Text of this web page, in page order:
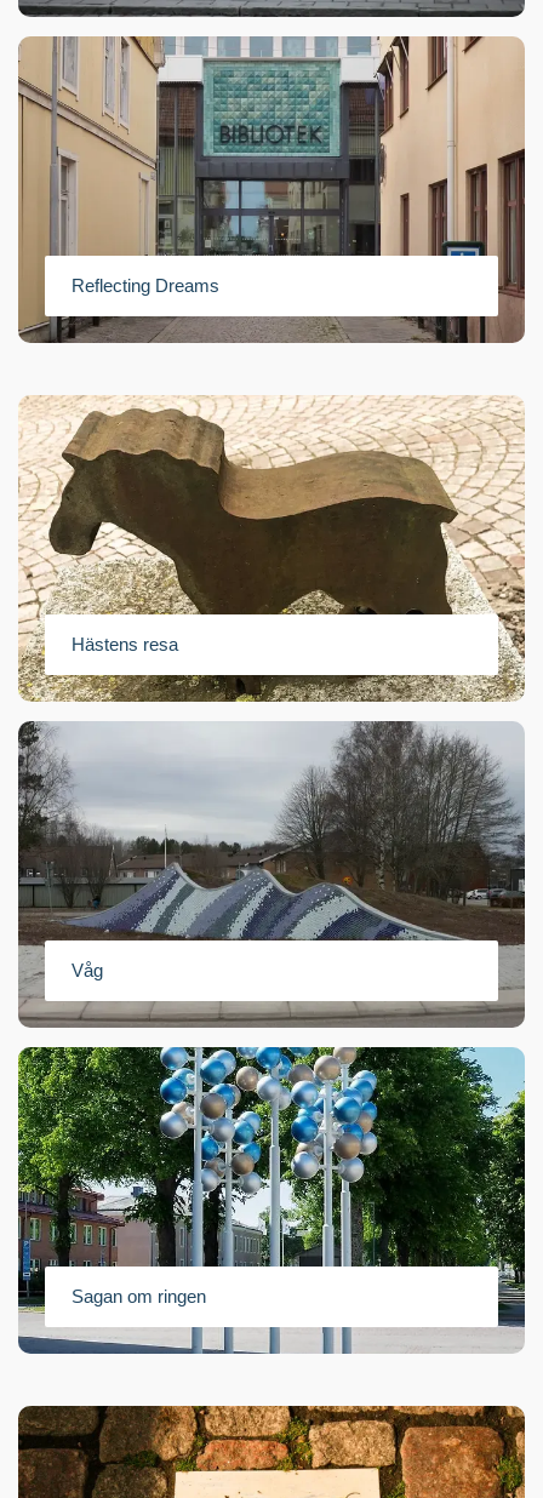
Reflecting Dreams
Hästens resa
Våg
Sagan om ringen